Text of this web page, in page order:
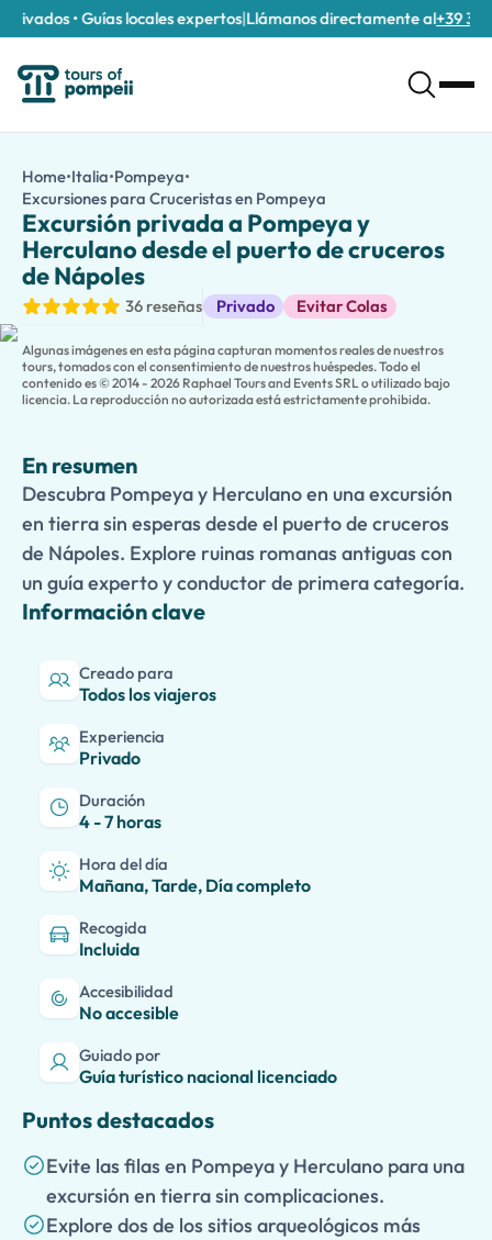
• Guías locales expertos|Llámanos directamente al+39 389
/es/tours/excursion-privada-a-pompeya-y-herculano-
Descubra Pompeya y Herculano en una excursión en tierra
Aproveche al máximo su tiempo en tierra con una
Después de conocer a su guía, viaje cómodamente desde el
Continúe haciaHerculano, un pueblo más pequeño pero
Diseñada específicamente para
Home•Italia•Pompeya•
Excursiones para Cruceristas en Pompeya
Excursión privada a Pompeya y
Herculano desde el puerto de cruceros
de Nápoles
36 reseñas Privado Evitar Colas
Excursiones en tierra
Algunas imágenes en esta página capturan momentos reales de nuestros
tours, tomados con el consentimiento de nuestros huéspedes. Todo el
contenido es © 2014 - 2026 Raphael Tours and Events SRL o utilizado bajo
licencia. La reproducción no autorizada está estrictamente prohibida.
En resumen
Descubra Pompeya y Herculano en una excursión
en tierra sin esperas desde el puerto de cruceros
de Nápoles. Explore ruinas romanas antiguas con
un guía experto y conductor de primera categoría.
Información clave
Creado para
Todos los viajeros
Experiencia
Privado
Duración
4 - 7 horas
Hora del día
Mañana, Tarde, Día completo
Recogida
Incluida
Accesibilidad
No accesible
Guiado por
Guía turístico nacional licenciado
Puntos destacados
Evite las filas en Pompeya y Herculano para una
excursión en tierra sin complicaciones.
Explore dos de los sitios arqueológicos más